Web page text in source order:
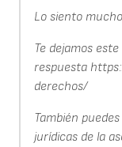
Lo siento
Te dejamos
respuesta
derechos/
También
jurídicas de la